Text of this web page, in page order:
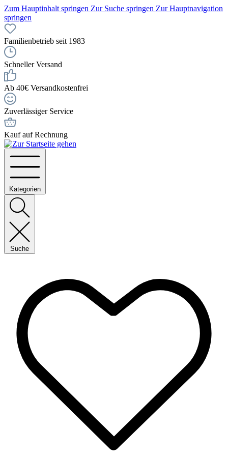
Zum Hauptinhalt springen Zur Suche springen Zur Hauptnavigation
springen
Familienbetrieb seit 1983
Schneller Versand
Ab 40€ Versandkostenfrei
Zuverlässiger Service
Kauf auf Rechnung
Kategorien
Suche